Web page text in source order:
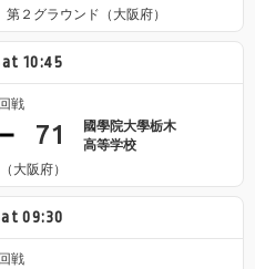
２グラウンド（大阪府）
10:45
戦
71
國學院大學栃木
高等学校
大阪府）
09:30
戦